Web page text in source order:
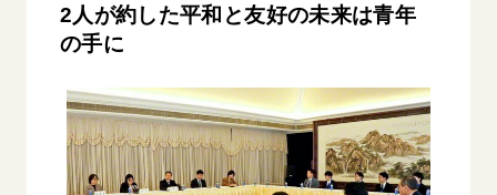
2人が約した平和と友好の未来は青年
の手に